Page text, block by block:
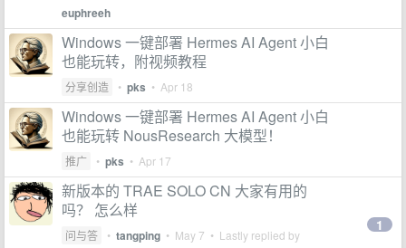
euphreeh
Windows 一键部署 Hermes AI Agent 小白
也能玩转，附视频教程
分享创造 • pks • Apr 18
Windows 一键部署 Hermes AI Agent 小白
也能玩转 NousResearch 大模型！
推广 • pks • Apr 17
新版本的 TRAE SOLO CN 大家有用的
吗？ 怎么样
问与答 • tangping • May 7 • Lastly replied by
1